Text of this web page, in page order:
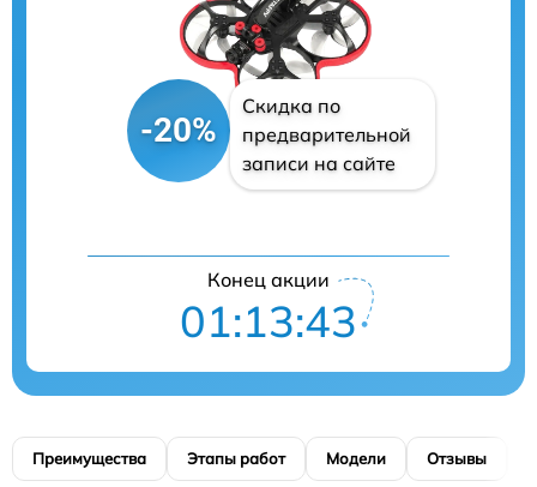
-20%
Скидка по
предварительной
записи на сайте
Конец акции
01:13:42
Преимущества Этапы работ Модели Отзывы